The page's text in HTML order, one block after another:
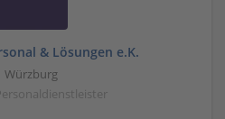
& Lösungen e.K.
Würzburg